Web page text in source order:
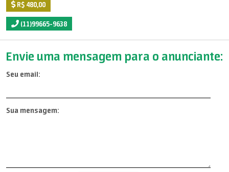
R$ 480,00
(11)99665-9638
Envie uma mensagem para o anunciante:
Seu email:
Sua mensagem: